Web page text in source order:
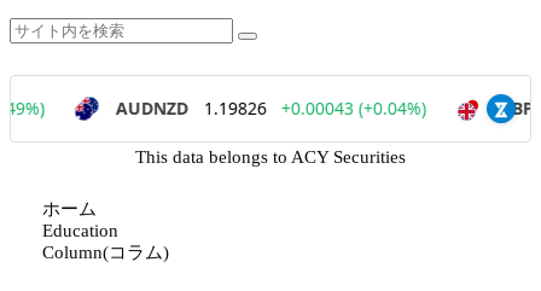
This data belongs to ACY Securities
ホーム
Education
Column(コラム)